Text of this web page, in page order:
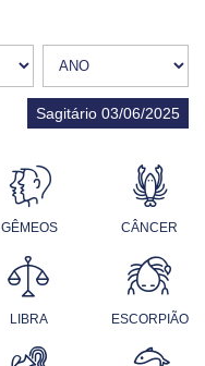
Sagitário 03/06/2025
GÊMEOS CÂNCER
LIBRA ESCORPIÃO